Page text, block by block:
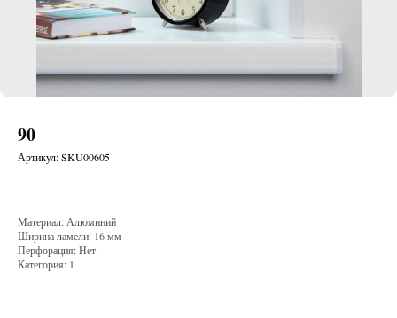
90
Артикул:SKU00605
Материал: Алюминий
Ширина ламели: 16 мм
Перфорация: Нет
Категория: 1